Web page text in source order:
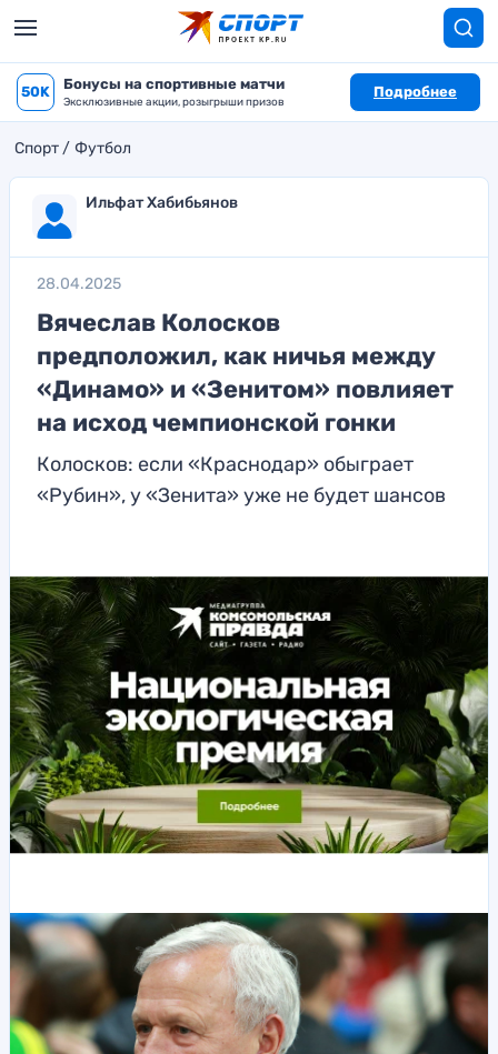
50K Бонусы на спортивные матчи
Эксклюзивные акции, розыгрыши призов
Подробнее
Спорт Футбол
Ильфат Хабибьянов
28.04.2025
Вячеслав Колосков
предположил, как ничья между
«Динамо» и «Зенитом» повлияет
на исход чемпионской гонки
Колосков: если «Краснодар» обыграет
«Рубин», у «Зенита» уже не будет шансов